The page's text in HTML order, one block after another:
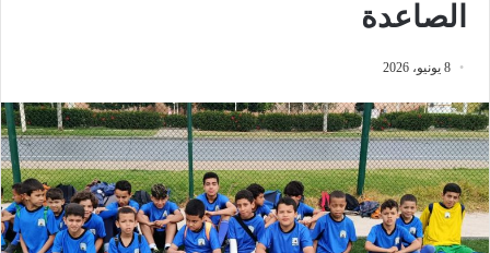
الصاعدة
8 يونيو، 2026